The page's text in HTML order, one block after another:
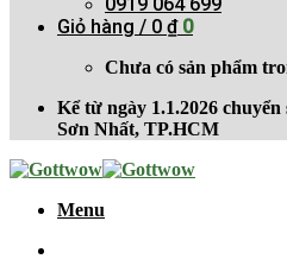
Giỏ hàng / 0 ₫ 0
Chưa có sản phẩm
Kể từ ngày 1.1.2026
Sơn Nhất, TP.HCM
Menu